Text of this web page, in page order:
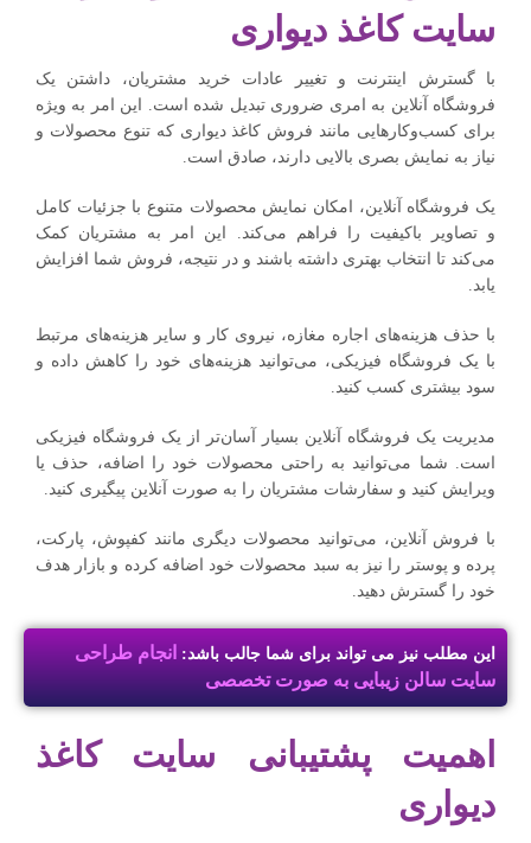
سایت کاغذ دیواری
با گسترش اینترنت و تغییر عادات خرید مشتریان، داشتن یک
فروشگاه آنلاین به امری ضروری تبدیل شده است. این امر به ویژه
برای کسب‌وکارهایی مانند فروش کاغذ دیواری که تنوع محصولات و
نیاز به نمایش بصری بالایی دارند، صادق است.
یک فروشگاه آنلاین، امکان نمایش محصولات متنوع با جزئیات کامل
و تصاویر باکیفیت را فراهم می‌کند. این امر به مشتریان کمک
می‌کند تا انتخاب بهتری داشته باشند و در نتیجه، فروش شما افزایش
یابد.
با حذف هزینه‌های اجاره مغازه، نیروی کار و سایر هزینه‌های مرتبط
با یک فروشگاه فیزیکی، می‌توانید هزینه‌های خود را کاهش داده و
سود بیشتری کسب کنید.
مدیریت یک فروشگاه آنلاین بسیار آسان‌تر از یک فروشگاه فیزیکی
است. شما می‌توانید به راحتی محصولات خود را اضافه، حذف یا
ویرایش کنید و سفارشات مشتریان را به صورت آنلاین پیگیری کنید.
با فروش آنلاین، می‌توانید محصولات دیگری مانند کفپوش، پارکت،
پرده و پوستر را نیز به سبد محصولات خود اضافه کرده و بازار هدف
خود را گسترش دهید.
این مطلب نیز می تواند برای شما جالب باشد: انجام طراحی
سایت سالن زیبایی به صورت تخصصی
اهمیت پشتیبانی سایت کاغذ
دیواری